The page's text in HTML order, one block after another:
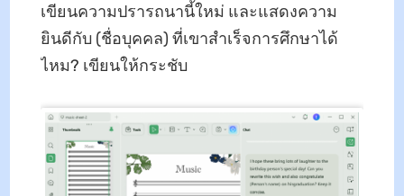
เขียนความปรารถนานี้ใหม่ และแสดงความ
ยินดีกับ (ชื่อบุคคล) ที่เขาสำเร็จการศึกษาได้
ไหม? เขียนให้กระชับ